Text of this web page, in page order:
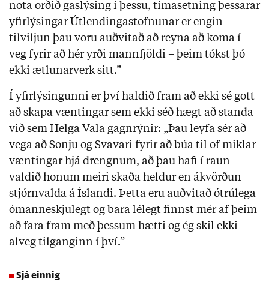
nota orðið gaslýsing í þessu, tímasetning þessarar
yfirlýsingar Útlendingastofnunar er engin
tilviljun þau voru auðvitað að reyna að koma í
veg fyrir að hér yrði mannfjöldi – þeim tókst þó
ekki ætlunarverk sitt.”
Í yfirlýsingunni er því haldið fram að ekki sé gott
að skapa væntingar sem ekki séð hægt að standa
við sem Helga Vala gagnrýnir: „Þau leyfa sér að
vega að Sonju og Svavari fyrir að búa til of miklar
væntingar hjá drengnum, að þau hafi í raun
valdið honum meiri skaða heldur en ákvörðun
stjórnvalda á Íslandi. Þetta eru auðvitað ótrúlega
ómanneskjulegt og bara lélegt finnst mér af þeim
að fara fram með þessum hætti og ég skil ekki
alveg tilganginn í því.”
Sjá einnig